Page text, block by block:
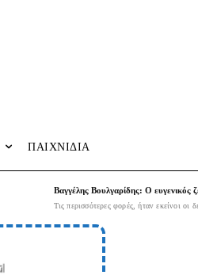
ΠΑΙΧΝΙΔΙΑ
Βαγγέλης Βουλγαρίδης: Ο ευγενικός
Τις περισσότερες φορές, ήταν εκείνοι οι